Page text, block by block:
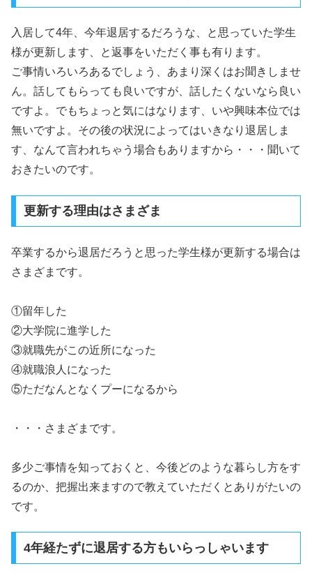
入居して4年、今年退居するだろうな、と思っていた学生
様が更新します、と返事をいただく事も有ります。
ご事情いろいろあるでしょう、あまり深くはお聞きしませ
ん。話してもらっても良いですが、話したくないなら良い
ですよ。でもちょっと気にはなります、いや興味本位では
無いですよ。その後の状況によってはいきなり退居しま
す、なんて言われちゃう場合もありますから・・・聞いて
おきたいのです。
更新する理由はさまざま
卒業するから退居だろうと思った学生様が更新する場合は
さまざまです。
①留年した
②大学院に進学した
③就職先がこの近所になった
④就職浪人になった
⑤ただなんとなくプーになるから
・・・さまざまです。
多少ご事情を知っておくと、今後どのような暮らし方をす
るのか、把握出来ますので教えていただくとありがたいの
です。
4年経たずに退居する方もいらっしゃいます